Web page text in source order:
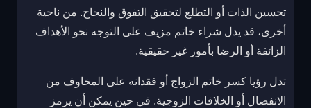
تحسين الذات أو التطلع لتحقيق التفوق والنجاح. من ناحية
أخرى، قد يدل شراء خاتم مزيف على التوجه نحو الأهداف
الزائفة أو الرضا بأمور غير حقيقية.
تدل رؤيا كسر خاتم الزواج أو فقدانه على المخاوف من
الانفصال أو الخلافات الزوجية. في حين يمكن أن يرمز